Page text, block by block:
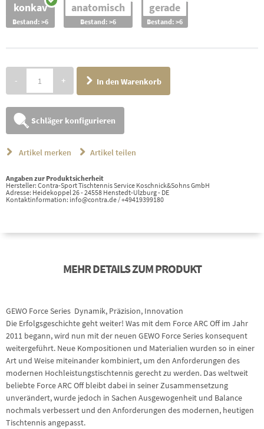
konkav
Bestand: >6
anatomisch
Bestand: >6
gerade
Bestand: >6
- + In den Warenkorb
Schläger konfigurieren
Artikel merken Artikel teilen
Angaben zur Produktsicherheit
Hersteller: Contra-Sport Tischtennis Service Koschnick&Sohns GmbH
Adresse: Heidekoppel 26 - 24558 Henstedt-Ulzburg - DE
Kontaktinformation: info@contra.de / +49419399180
MEHR DETAILS ZUM PRODUKT
GEWO Force Series  Dynamik, Präzision, Innovation
Die Erfolgsgeschichte geht weiter! Was mit dem Force ARC Off im Jahr
2011 begann, wird nun mit der neuen GEWO Force Series konsequent
weitergeführt. Neue Kompositionen und Materialien wurden so in einer
Art und Weise miteinander kombiniert, um den Anforderungen des
modernen Hochleistungstischtennis gerecht zu werden. Das weltweit
beliebte Force ARC Off bleibt dabei in seiner Zusammensetzung
unverändert, wurde jedoch in Sachen Ausgewogenheit und Balance
nochmals verbessert und den Anforderungen des modernen, heutigen
Tischtennis angepasst.